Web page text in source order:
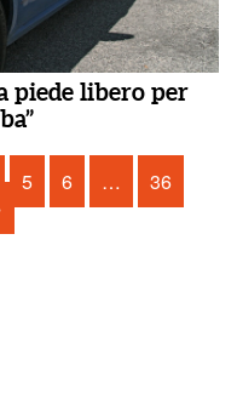
piede libero per
5 6 …
36